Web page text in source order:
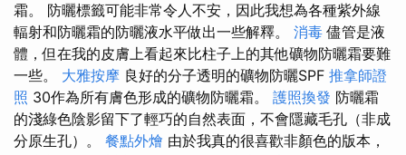
霜。 防曬標籤可能非常令人不安，因此我想為各種紫外線
輻射和防曬霜的防曬液水平做出一些解釋。 消毒 儘管是液
體，但在我的皮膚上看起來比柱子上的其他礦物防曬霜要難
一些。 大雅按摩 良好的分子透明的礦物防曬SPF 推拿師證
照 30作為所有膚色形成的礦物防曬霜。 護照換發 防曬霜
的淺綠色陰影留下了輕巧的自然表面，不會隱藏毛孔（非成
分原生孔）。 餐點外燴 由於我真的很喜歡非顏色的版本，